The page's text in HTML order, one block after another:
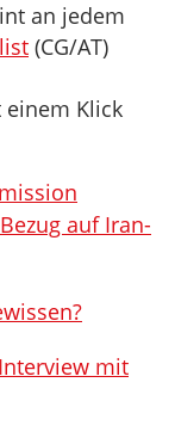
an jedem
(CG/AT)
Klick
auf Iran-
mit